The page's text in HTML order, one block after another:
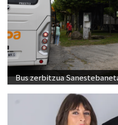
Bus zerbitzua